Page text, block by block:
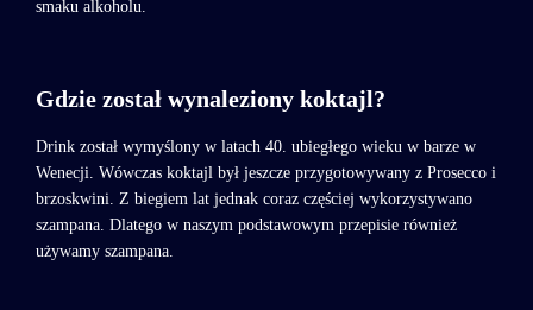
smaku alkoholu.
Gdzie został wynaleziony koktajl?
Drink został wymyślony w latach 40. ubiegłego wieku w barze w
Wenecji. Wówczas koktajl był jeszcze przygotowywany z Prosecco i
brzoskwini. Z biegiem lat jednak coraz częściej wykorzystywano
szampana. Dlatego w naszym podstawowym przepisie również
używamy szampana.